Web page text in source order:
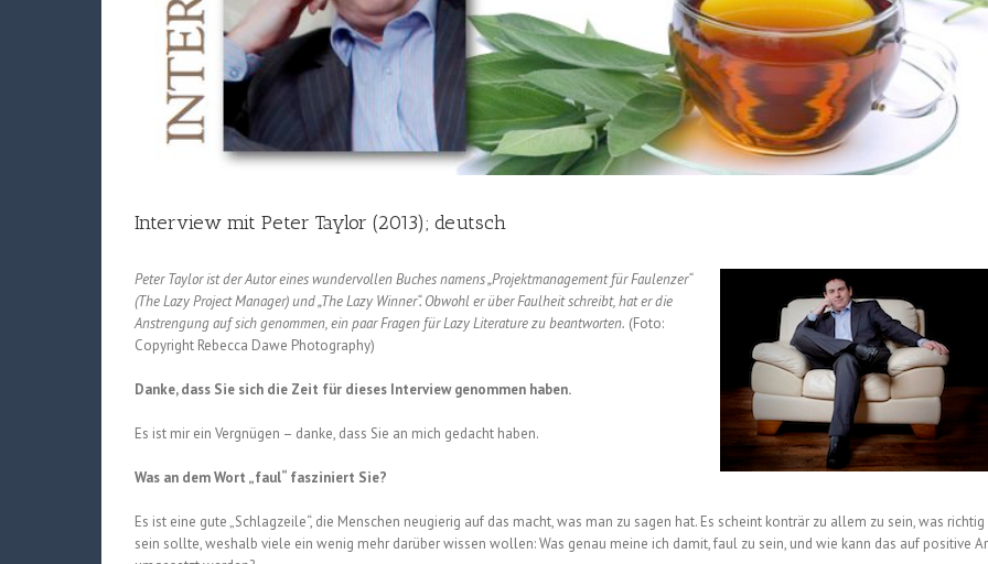
Interview mit Peter Taylor (2013); deutsch
Peter Taylor ist der Autor eines wundervollen Buches namens „Projektmanagement für Faulenzer“
(The Lazy Project Manager) und „The Lazy Winner“.Obwohl er über Faulheit schreibt, hat er die
Anstrengung auf sich genommen, ein paar Fragen für Lazy Literature zu beantworten. (Foto:
Copyright Rebecca Dawe Photography)
Danke, dass Sie sich die Zeit für dieses Interview genommen haben.
Es ist mir ein Vergnügen – danke, dass Sie an mich gedacht haben.
Was an dem Wort „faul“ fasziniert Sie?
Es ist eine gute „Schlagzeile“, die Menschen neugierig auf das macht, was man zu sagen hat. Es scheint konträr zu allem zu sein, was richtig
sein sollte, weshalb viele ein wenig mehr darüber wissen wollen: Was genau meine ich damit, faul zu sein, und wie kann das auf positive